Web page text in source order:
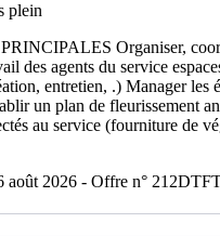
plein
Organiser,
des agents du service
entretien, .) Manager les
un plan de fleurissement
au service (fourniture de
août 2026 - Offre n°